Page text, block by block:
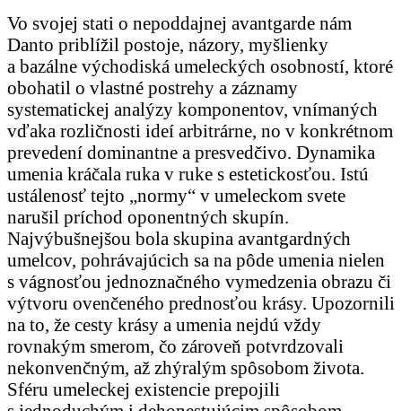
Vo svojej stati o nepoddajnej avantgarde nám
Danto priblížil postoje, názory, myšlienky
a bazálne východiská umeleckých osobností, ktoré
obohatil o vlastné postrehy a záznamy
systematickej analýzy komponentov, vnímaných
vďaka rozličnosti ideí arbitrárne, no v konkrétnom
prevedení dominantne a presvedčivo. Dynamika
umenia kráčala ruka v ruke s estetickosťou. Istú
ustálenosť tejto „normy“ v umeleckom svete
narušil príchod oponentných skupín.
Najvýbušnejšou bola skupina avantgardných
umelcov, pohrávajúcich sa na pôde umenia nielen
s vágnosťou jednoznačného vymedzenia obrazu či
výtvoru ovenčeného prednosťou krásy. Upozornili
na to, že cesty krásy a umenia nejdú vždy
rovnakým smerom, čo zároveň potvrdzovali
nekonvenčným, až zhýralým spôsobom života.
Sféru umeleckej existencie prepojili